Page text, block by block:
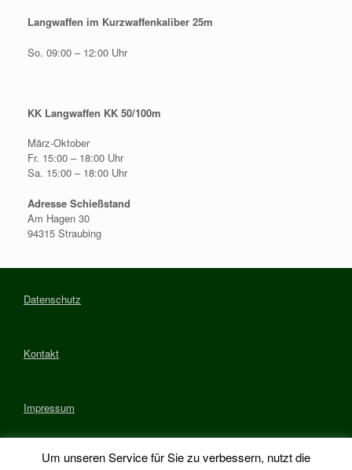
Langwaffen im Kurzwaffenkaliber 25m
So. 09:00 – 12:00 Uhr
KK Langwaffen KK 50/100m
März-Oktober
Fr. 15:00 – 18:00 Uhr
Sa. 15:00 – 18:00 Uhr
Adresse Schießstand
Am Hagen 30
94315 Straubing
Datenschutz
Kontakt
Impressum
AnfahrtUm unseren Service für Sie zu verbessern, nutzt die